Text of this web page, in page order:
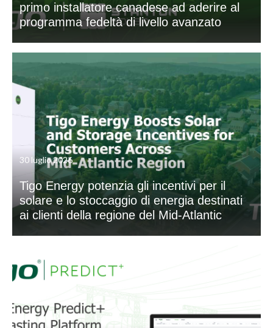
primo installatore canadese ad aderire al
programma fedeltà di livello avanzato
30 luglio 2026
Tigo Energy potenzia gli incentivi per il
solare e lo stoccaggio di energia destinati
ai clienti della regione del Mid-Atlantic